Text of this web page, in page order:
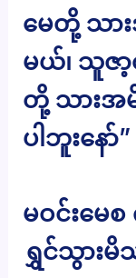
မေတို့ သာ
မယ်၊ သူဇာ့
တို့ သား
ပါဘူးနော်”
မဝင်းမေစ
ရွှင်သွား